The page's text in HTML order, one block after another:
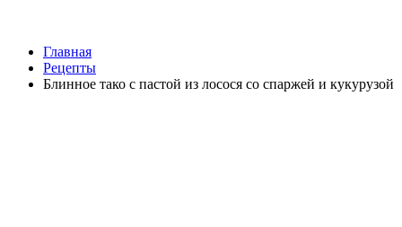
Главная
Рецепты
Блинное тако с пастой из лосося со спаржей и кукурузой